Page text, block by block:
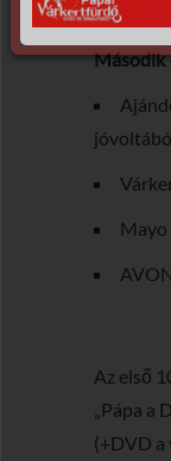
Második
Mayo
Az első
„Pápa a
(+DVD a